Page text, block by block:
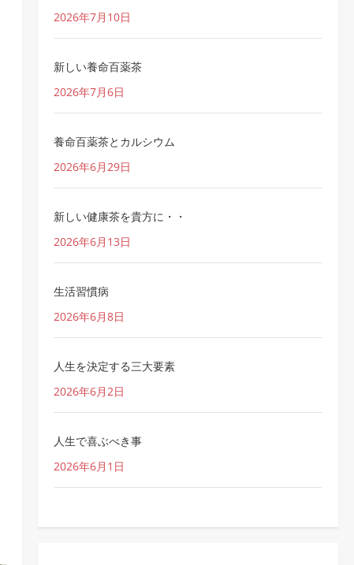
2026年7月10日
新しい養命百薬茶
2026年7月6日
養命百薬茶とカルシウム
2026年6月29日
新しい健康茶を貴方に・・
2026年6月13日
生活習慣病
2026年6月8日
人生を決定する三大要素
2026年6月2日
人生で喜ぶべき事
2026年6月1日